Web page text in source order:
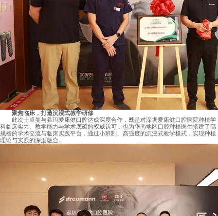
聚焦临床，打造沉浸式教学研修
此次士卓曼与希玛爱康健口腔达成深度合作，既是对深圳爱康健口腔医院种植学
科临床实力、教学能力与学术底蕴的权威认可，也为华南地区口腔种植医生搭建了高
规格的学术交流与临床实践平台，通过小班制、高强度的沉浸式教学模式，实现种植
理论与实践的深度融合。